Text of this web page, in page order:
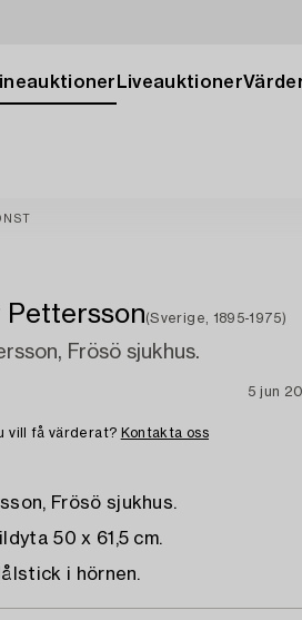
Liveauktioner
Pettersson(Sverige, 1895-1975)
Frösö sjukhus.
5 jun
vill få värderat? Kontakta oss
Frösö sjukhus.
50 x 61,5 cm.
i hörnen.